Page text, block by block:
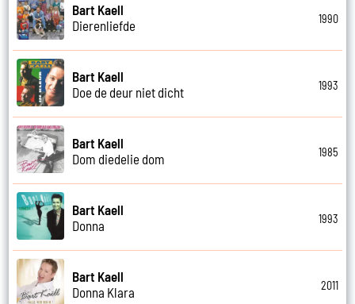
Bart Kaell
Dierenliefde
1990
Bart Kaell
Doe de deur niet dicht
1993
Bart Kaell
Dom diedelie dom
1985
Bart Kaell
Donna
1993
Bart Kaell
Donna Klara
2011